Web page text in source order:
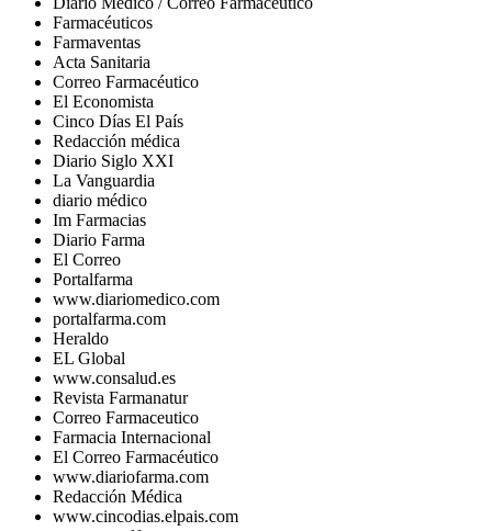
Farmacéuticos
Farmaventas
Acta Sanitaria
Correo Farmacéutico
El Economista
Cinco Días El País
Redacción médica
Diario Siglo XXI
La Vanguardia
diario médico
Im Farmacias
Diario Farma
El Correo
Portalfarma
www.diariomedico.com
portalfarma.com
Heraldo
EL Global
www.consalud.es
Revista Farmanatur
Correo Farmaceutico
Farmacia Internacional
El Correo Farmacéutico
www.diariofarma.com
Redacción Médica
www.cincodias.elpais.com